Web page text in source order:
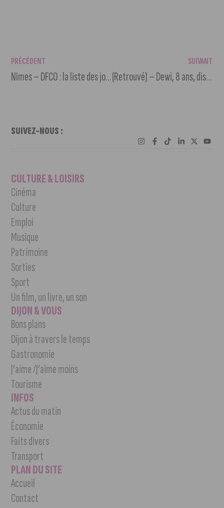
PRÉCÉDENT
Nîmes – DFCO : la liste des joueurs appelés
SUIVANT
(Retrouvé) – Dewi, 8 ans, disparu à Lannion (Côtes-d’Armor)
SUIVEZ-NOUS :
CULTURE & LOISIRS
Cinéma
Culture
Emploi
Musique
Patrimoine
Sorties
Sport
Un film, un livre, un son
DIJON & VOUS
Bons plans
Dijon à travers le temps
Gastronomie
J’aime /J’aime moins
Tourisme
INFOS
Actus du matin
Économie
Faits divers
Transport
PLAN DU SITE
Accueil
Contact